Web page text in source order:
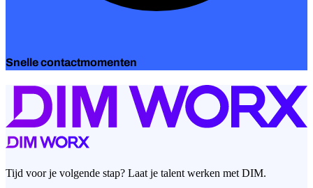
Snelle contactmomenten
Tijd voor je volgende stap? Laat je talent werken met DIM.